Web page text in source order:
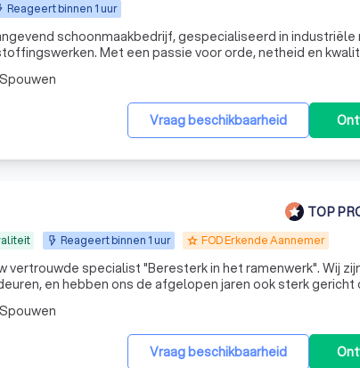
Reageert binnen 1 uur
schoonmaakbedrijf, gespecialiseerd in industriële
Met een passie voor orde, netheid en
voor bedrijven in de voedingsindustrie,
vr
Vraag beschikbaarheid
TOP
Reageert binnen 1 uur grade FOD Erkende Aannemer
vertrouwde specialist "Beresterk in het ramenwerk". Wij
en hebben ons de afgelopen jaren ook sterk gericht
hoogwaardige terrasoverkappingen, rolluiken,
Vraag beschikbaarheid